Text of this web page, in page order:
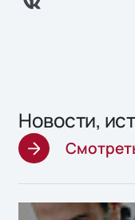
Новости,